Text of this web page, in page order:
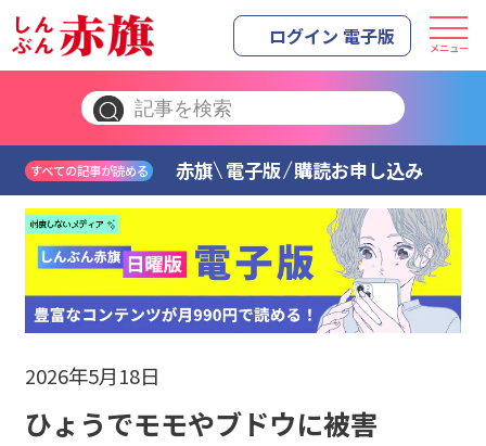
ログイン 電子版 メニュー
すべての記事が読める 赤旗 電子版 購読お申し込み
2026年5月18日
ひょうでモモやブドウに被害